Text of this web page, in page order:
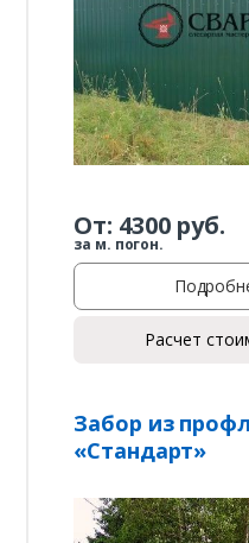
От: 4300руб.
за м. погон.
Расчет
Забор из
«Стандарт»